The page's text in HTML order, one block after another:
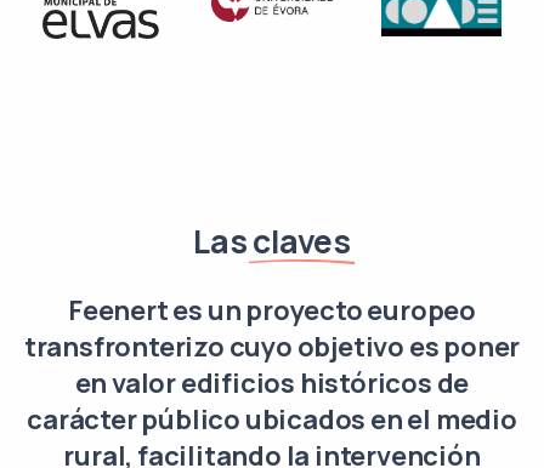
Lasclaves
Feenert es un proyecto europeo
transfronterizo cuyo objetivo es poner
en valor edificios históricos de
carácter público ubicados en el medio
rural, facilitando la intervención